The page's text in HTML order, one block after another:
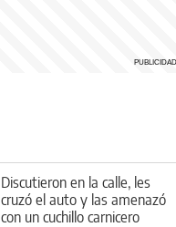
Discutieron en la calle, les
cruzó el auto y las amenazó
con un cuchillo carnicero